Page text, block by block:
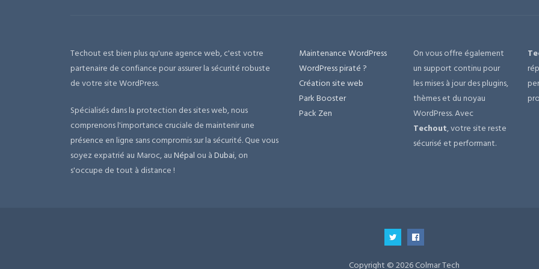
Techout est bien plus qu'une agence web, c'est votre
partenaire de confiance pour assurer la sécurité robuste
de votre site WordPress.
Spécialisés dans la protection des sites web, nous
comprenons l'importance cruciale de maintenir une
présence en ligne sans compromis sur la sécurité. Que vous
soyez expatrié au Maroc, auNépal ou àDubai, on
s'occupe de tout à distance !
Maintenance WordPress
WordPress piraté ?
Création site web
Park Booster
Pack Zen
On vous offre également
un support continu pour
les mises à jour des plugins,
thèmes et du noyau
WordPress. Avec
Techout, votre site reste
sécurisé et performant.
Copyright © 2026 Colmar Tech